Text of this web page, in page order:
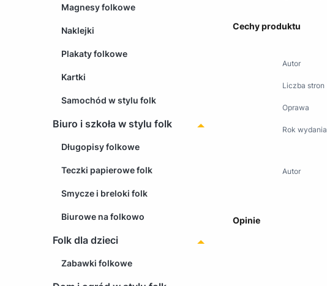
Magnesy folkowe
Naklejki
Plakaty folkowe
Kartki
Samochód w stylu folk
Biuro i szkoła w stylu folk
Długopisy folkowe
Teczki papierowe folk
Smycze i breloki folk
Biurowe na folkowo
Folk dla dzieci
Zabawki folkowe
Cechy produktu
Autor
Liczba stron
Oprawa
Rok wydania
Autor
Opinie